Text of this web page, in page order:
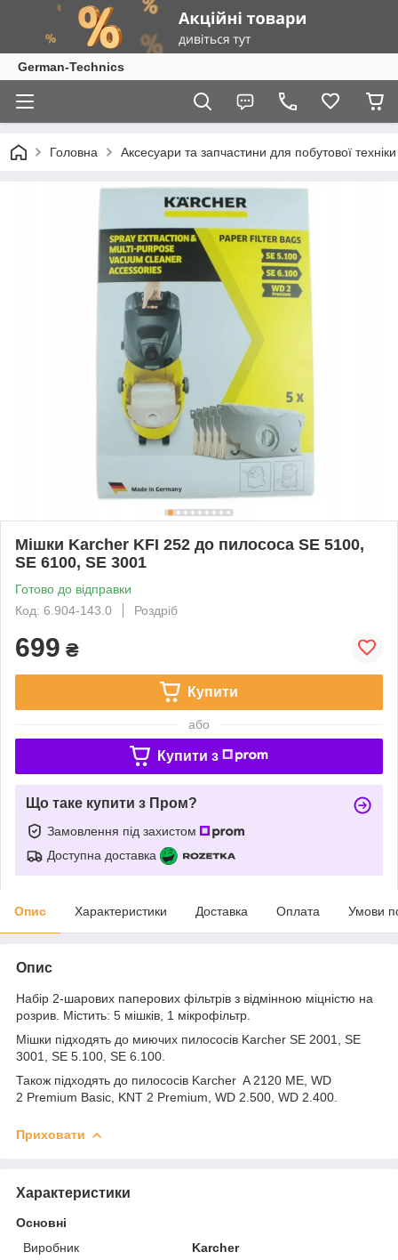
German-Technics
Головна Аксесуари та запчастини для побутової
Мішки Karcher KFI 252 до пилососа SE 5100,
SE 6100, SE 3001
Готово до відправки
Код: 6.904-143.0
Роздріб
699 ₴
Купити
або
Купити з
Що таке купити з Пром?
Замовлення під захистом
Доступна доставка
Опис Характеристики Доставка Оплата Умови
Опис
Набір 2-шарових паперових фільтрів з відмінною міцністю на
розрив. Містить: 5 мішків, 1 мікрофільтр.
Мішки підходять до миючих пилососів Karcher SE 2001, SE
3001, SE 5.100, SE 6.100.
Також підходять до пилососів Karcher A 2120 ME, WD
2 Premium Basic, KNT 2 Premium, WD 2.500, WD 2.400.
Приховати
Характеристики
Основні
Виробник
Karcher